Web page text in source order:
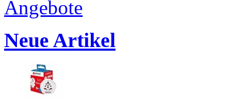
Neue Artikel